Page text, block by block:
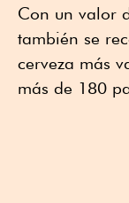
Con un valor
también se
cerveza más
más de 180